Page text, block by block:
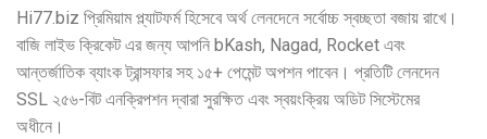
Hi77.biz প্রিমিয়াম প্ল্যাটফর্ম হিসেবে অর্থ লেনদেনে সর্বোচ্চ স্বচ্ছতা বজায় রাখে।
বাজি লাইভ ক্রিকেট এর জন্য আপনি bKash, Nagad, Rocket এবং
আন্তর্জাতিক ব্যাংক ট্রান্সফার সহ ১৫+ পেমেন্ট অপশন পাবেন। প্রতিটি লেনদেন
SSL ২৫৬-বিট এনক্রিপশন দ্বারা সুরক্ষিত এবং স্বয়ংক্রিয় অডিট সিস্টেমের
অধীনে।